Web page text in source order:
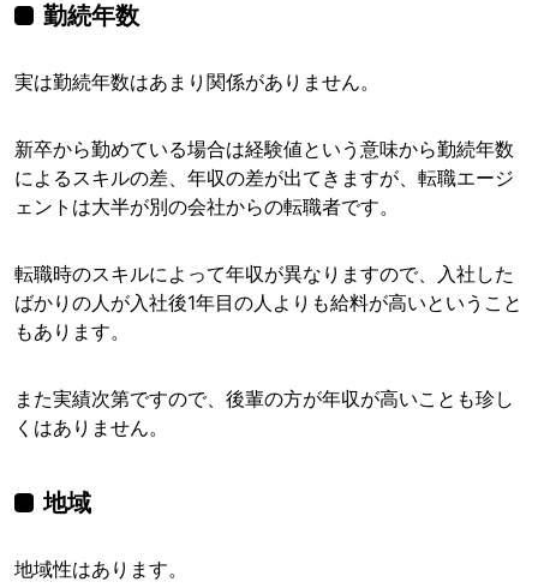
勤続年数
実は勤続年数はあまり関係がありません。
新卒から勤めている場合は経験値という意味から勤続年数
によるスキルの差、年収の差が出てきますが、転職エージ
ェントは大半が別の会社からの転職者です。
転職時のスキルによって年収が異なりますので、入社した
ばかりの人が入社後1年目の人よりも給料が高いということ
もあります。
また実績次第ですので、後輩の方が年収が高いことも珍し
くはありません。
地域
地域性はあります。